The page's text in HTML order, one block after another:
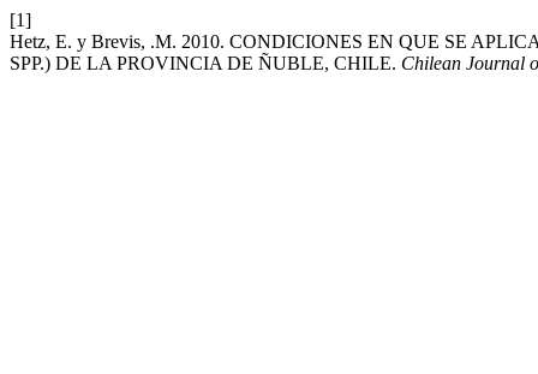
[1]
Hetz, E. y Brevis, .M. 2010. CONDICIONES EN QUE SE
SPP.) DE LA PROVINCIA DE ÑUBLE, CHILE. Chilean Journal